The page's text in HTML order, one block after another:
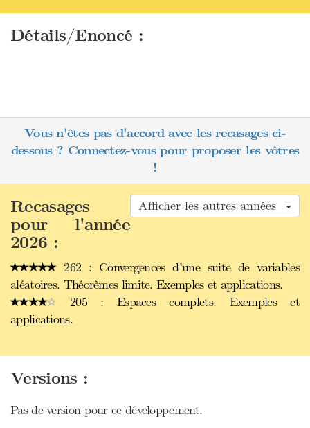
Détails/Enoncé :
Vous n'êtes pas d'accord avec les recasages ci-
dessous ? Connectez-vous pour proposer les vôtres
!
Afficher les autres années
Recasages
pour l'année
2026 :
262 : Convergences d’une suite de variables
aléatoires. Théorèmes limite. Exemples et applications.
205 : Espaces complets. Exemples et
applications.
Versions :
Pas de version pour ce développement.